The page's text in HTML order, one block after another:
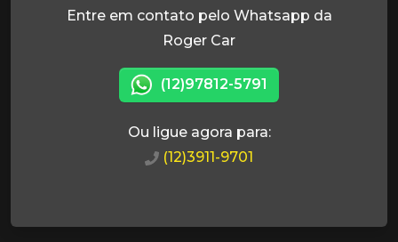
Entre em contato pelo Whatsapp da
Roger Car
(12)97812-5791
Ou ligue agora para:
(12)3911-9701